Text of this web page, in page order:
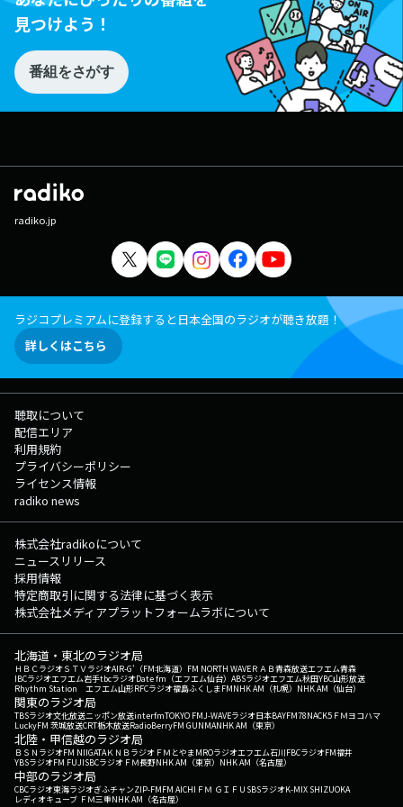
見つけよう！
番組をさがす
radiko.jp
ラジコプレミアムに登録すると日本全国のラジオが聴き放題！
詳しくはこちら
聴取について
配信エリア
利用規約
プライバシーポリシー
ライセンス情報
radiko news
株式会社radikoについて
ニュースリリース
採用情報
特定商取引に関する法律に基づく表示
株式会社メディアプラットフォームラボについて
北海道・東北のラジオ局
ＨＢＣラジオＳＴＶラジオAIR-G'（FM北海道） FM NORTH WAVEＲＡＢ青森放送エフエム青森
IBCラジオエフエム岩手tbcラジオDate fm（エフエム仙台） ABSラジオエフエム秋田YBC山形放送
Rhythm Station エフエム山形RFCラジオ福島ふくしまFMNHK AM（札幌） NHK AM（仙台）
関東のラジオ局
TBSラジオ文化放送ニッポン放送interfmTOKYO FMJ-WAVEラジオ日本BAYFM78NACK5 ＦＭヨコハマ
LuckyFM 茨城放送CRT栃木放送RadioBerryFM GUNMANHK AM（東京）
北陸・甲信越のラジオ局
ＢＳＮラジオFM NIIGATAＫＮＢラジオ ＦＭとやまMROラジオエフエム石川FBCラジオFM福井
YBSラジオFM FUJISBCラジオ ＦＭ長野NHK AM（東京） NHK AM（名古屋）
中部のラジオ局
CBCラジオ東海ラジオぎふチャンZIP-FMFM AICHI ＦＭ ＧＩＦＵ SBSラジオK-MIX SHIZUOKA
レディオキューブ ＦＭ三重NHK AM（名古屋）